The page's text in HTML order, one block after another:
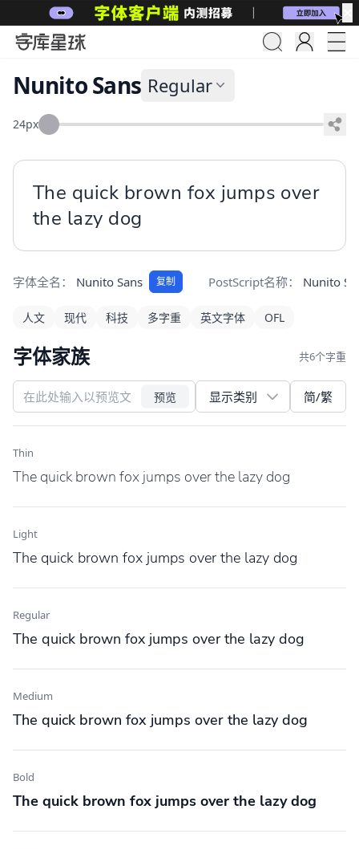
Nunito Sans Regular
24px
The quick brown fox jumps over
the lazy dog
字体全名： Nunito Sans 复制 PostScript名称： Nunito
人文 现代 科技 多字重 英文字体 OFL
字体家族 共6个字重
预览 简/繁
Thin
The quick brown fox jumps over the lazy dog
Light
The quick brown fox jumps over the lazy dog
Regular
The quick brown fox jumps over the lazy dog
Medium
The quick brown fox jumps over the lazy dog
Bold
The quick brown fox jumps over the lazy dog